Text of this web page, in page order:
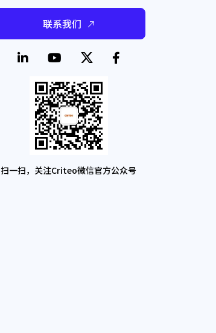
联系我们
扫一扫，关注Criteo微信官方公众号